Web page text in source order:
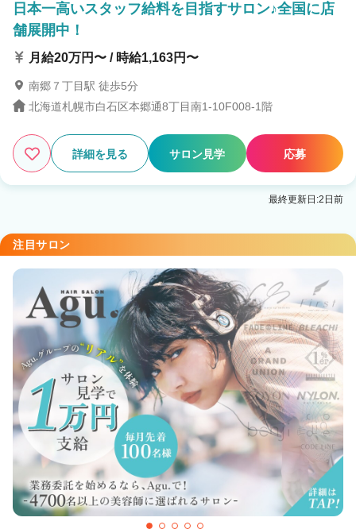
日本一高いスタッフ給料を目指すサロン♪全国に店
舗展開中！
月給20万円〜 / 時給1,163円〜
南郷７丁目駅 徒歩5分
北海道札幌市白石区本郷通8丁目南1-10F008-1階
詳細を見る サロン見学 応募
最終更新日:2日前
注目サロン